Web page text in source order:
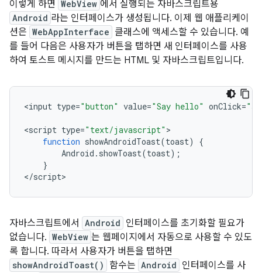
이렇게 하면 WebView 에서 실행되는 자바스크립트용
Android 라는 인터페이스가 생성됩니다. 이제 웹 애플리케이
션은 WebAppInterface 클래스에 액세스할 수 있습니다. 예
를 들어 다음은 사용자가 버튼을 탭하면 새 인터페이스를 사용
하여 토스트 메시지를 만드는 HTML 및 자바스크립트입니다.
<input type="button" value="Say hello" onClick=
<script type="text/javascript"
function showAndroidToast(toast)
{
Android . showToast(toast);
}
</script>
자바스크립트에서 Android 인터페이스를 초기화할 필요가
없습니다. WebView 는 웹페이지에서 자동으로 사용할 수 있도
록 합니다. 따라서 사용자가 버튼을 탭하면
showAndroidToast() 함수는 Android 인터페이스를 사